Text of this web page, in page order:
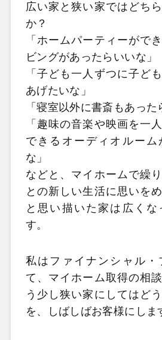
広い家と狭い家ではどち
か？
「ホームパーティーがで
ビングがあったらいいな」
「子ども一人ずつに子ど
あげたいな」
「寝室以外に書斎もあった
「趣味の音楽や映画を一
できるオーディオルーム
な」
などと、マイホームで繰
との新しい生活に思いを
と思い描いた家は広く
す。
私はファイナンシャル・
て、マイホーム取得の相
う少し狭い家にしてはど
を、しばしばお客様にしま